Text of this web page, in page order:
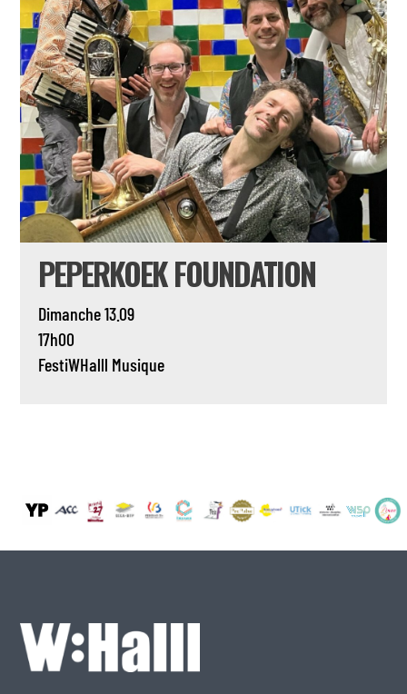
PEPERKOEK FOUNDATION
Dimanche 13.09
17h00
FestiWHalll Musique